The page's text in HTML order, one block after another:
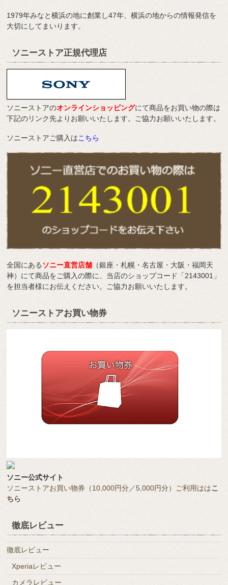
1979年みなと横浜の地に創業し47年、横浜の地からの情報発信を
大切にしてまいります。
ソニーストア正規代理店
ソニーストアのオンラインショッピングにて商品をお買い物の際は
下記のリンク先よりお願いいたします。ご協力お願いいたします。
ソニーストアご購入はこちら
全国にあるソニー直営店舗 （銀座・札幌・名古屋・大阪・福岡天
神）にて商品をご購入の際に、当店のショップコード「2143001」
を担当者様にお伝えください。ご協力お願いいたします。
ソニーストアお買い物券
ソニー公式サイト
ソニーストアお買い物券（10,000円分／5,000円分）ご利用ははこ
ちら
徹底レビュー
徹底レビュー
Xperiaレビュー
カメラレビュー